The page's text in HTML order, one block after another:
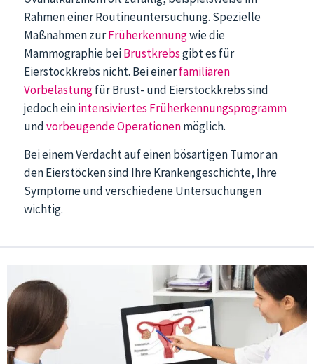
Rahmen einer Routineuntersuchung. Spezielle
Maßnahmen zurFrüherkennungwie die
Mammographie beiBrustkrebsgibt es für
Eierstockkrebs nicht. Bei einerfamiliären
Vorbelastungfür Brust- und Eierstockkrebs sind
jedoch einintensiviertes Früherkennungsprogramm
undvorbeugende Operationenmöglich.
Bei einem Verdacht auf einen bösartigen Tumor an
den Eierstöcken sind Ihre Krankengeschichte, Ihre
Symptome und verschiedene Untersuchungen
wichtig.